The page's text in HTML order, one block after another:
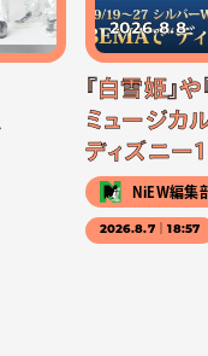
2026.8.8
『白雪姫』
ミュージカル
ディズニー
NiEW編集
2026.8.7｜18:57